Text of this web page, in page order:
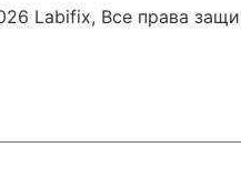
Labifix, Все права